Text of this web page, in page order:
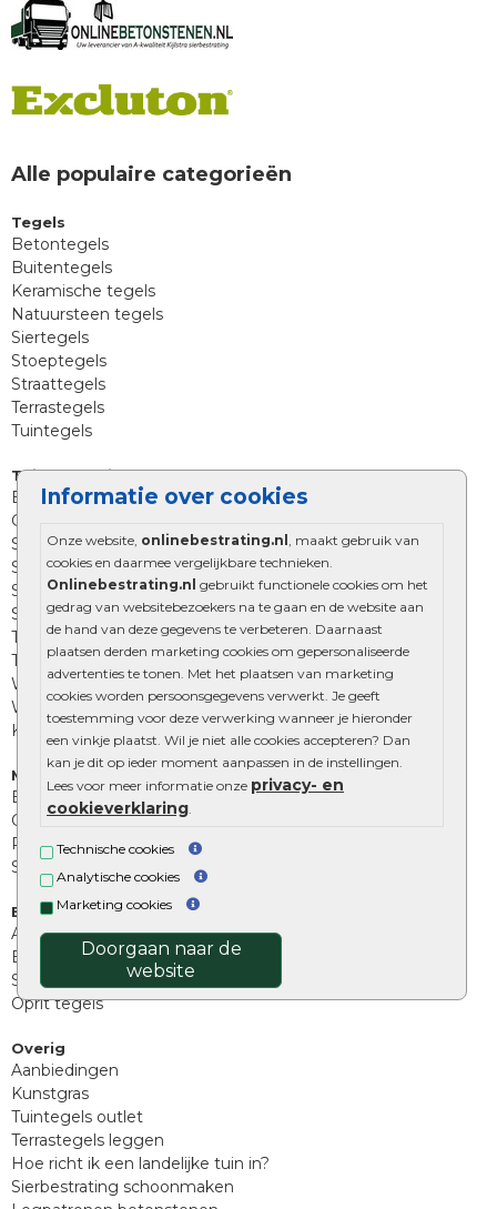
Informatie over cookies
Onze website, onlinebestrating.nl , maakt gebruik van
cookies en daarmee vergelijkbare technieken.
Onlinebestrating.nl gebruikt functionele cookies om het
gedrag van websitebezoekers na te gaan en de website aan
de hand van deze gegevens te verbeteren. Daarnaast
plaatsen derden marketing cookies om gepersonaliseerde
advertenties te tonen. Met het plaatsen van marketing
cookies worden persoonsgegevens verwerkt. Je geeft
toestemming voor deze verwerking wanneer je hieronder
een vinkje plaatst. Wil je niet alle cookies accepteren? Dan
kan je dit op ieder moment aanpassen in de instellingen.
Lees voor meer informatie onze privacy- en
cookieverklaring.
Technische cookies
Analytische cookies
Marketing cookies
Doorgaan naar de
website
Alle populaire categorieën
Tegels
Betontegels
Buitentegels
Keramische tegels
Natuursteen tegels
Siertegels
Stoeptegels
Straattegels
Terrastegels
Tuintegels
Tuinbestrating
Betonklinkers
Gebakken bestrating
Strakke bestrating
Sierbestrating
Straatklinkers
Straatstenen
Trommelstenen
Tuinstenen
Waalformaat
Wildverband bestrating
Kingstones
Muurelementen
Betonbielzen
Opsluitbanden
Palissades
Stapelblokken
Extra benodigdheden
Afwatering en diversen
Beplantings en betonelementen
Split, grind en zand
Oprit tegels
Overig
Aanbiedingen
Kunstgras
Tuintegels outlet
Terrastegels leggen
Hoe richt ik een landelijke tuin in?
Sierbestrating schoonmaken